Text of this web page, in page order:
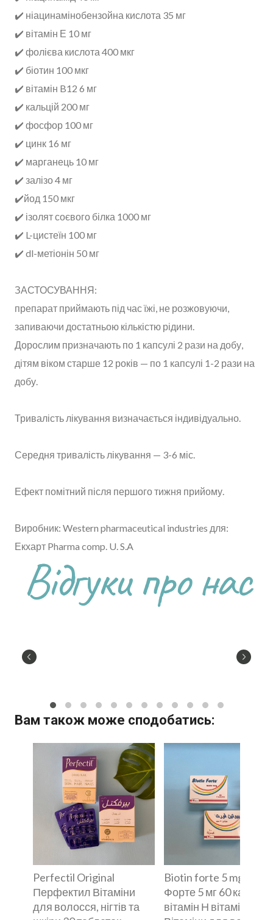
✔️ ніацинамінобензойна кислота 35 мг
✔️ вітамін Е 10 мг
✔️ фолієва кислота 400 мкг
✔️ біотин 100 мкг
✔️ вітамін B12 6 мг
✔️ кальцій 200 мг
✔️ фосфор 100 мг
✔️ цинк 16 мг
✔️ марганець 10 мг
✔️ залізо 4 мг
✔️йод 150 мкг
✔️ ізолят соєвого білка 1000 мг
✔️ L-цистеїн 100 мг
✔️ dl-метіонін 50 мг
ЗАСТОСУВАННЯ:
препарат приймають під час їжі, не розжовуючи,
запиваючи достатньою кількістю рідини.
Дорослим призначають по 1 капсулі 2 рази на добу,
дітям віком старше 12 років — по 1 капсулі 1-2 рази на
добу.
Тривалість лікування визначається індивідуально.
Середня тривалість лікування — 3-6 міс.
Ефект помітний після першого тижня прийому.
Виробник: Western pharmaceutical industries для:
Екхарт Pharma comp. U. S.A
Відгуки про нас
Вам також може сподобатись:
Perfectil Original
Перфектил Вітаміни
для волосся, нігтів та
Biotin forte 5 mg
Форте 5 мг 60 капсул
вітамін Н вітамін В7